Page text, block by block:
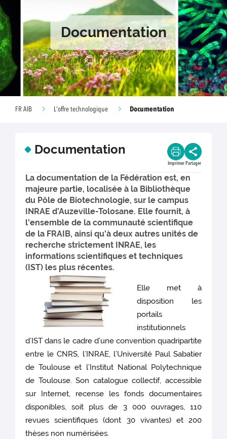
Documentation
FR AIB L'offre technologique Documentation
Documentation
Imprimer Partager
La documentation de la Fédération est, en
majeure partie, localisée à la Bibliothèque
du Pôle de Biotechnologie, sur le campus
INRAE d’Auzeville-Tolosane. Elle fournit, à
l'ensemble de la communauté scientifique
de la FRAIB, ainsi qu'à deux autres unités de
recherche strictement INRAE, les
informations scientifiques et techniques
(IST) les plus récentes.
Elle met à
disposition les
portails
institutionnels
d’IST dans le cadre d’une convention quadripartite
entre le CNRS, l’INRAE, l’Université Paul Sabatier
de Toulouse et l’Institut National Polytechnique
de Toulouse. Son catalogue collectif, accessible
sur Internet, recense les fonds documentaires
disponibles, soit plus de 3 000 ouvrages, 110
revues scientifiques (dont 30 vivantes) et 200
thèses non numérisées.